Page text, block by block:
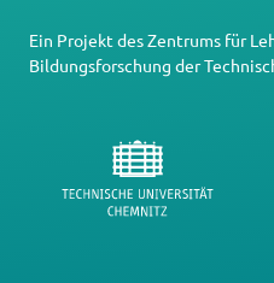
Ein Projekt desZentrums für
Bildungsforschung der